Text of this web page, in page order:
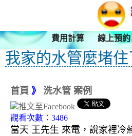
費用計算 線上預約
我家的水管麼堵
首頁 》 洗水管 案例
觀看次數：3486
當天 王先生 來電，說家裡冷